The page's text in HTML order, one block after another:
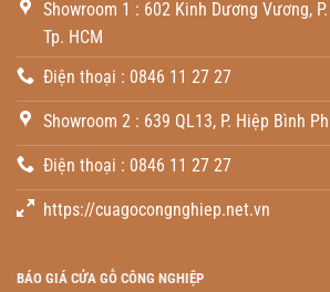
Showroom 1 : 602 Kinh Dương Vương,
Tp. HCM
Điện thoại : 0846 11 27 27
Showroom 2 : 639 QL13, P. Hiệp Bình
Điện thoại : 0846 11 27 27
https://cuagocongnghiep.net.vn
BÁO GIÁ CỬA GỖ CÔNG NGHIỆP